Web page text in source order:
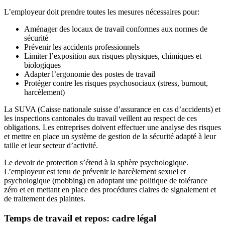
L’employeur doit prendre toutes les mesures nécessaires pour:
Aménager des locaux de travail conformes aux normes de
sécurité
Prévenir les accidents professionnels
Limiter l’exposition aux risques physiques, chimiques et
biologiques
Adapter l’ergonomie des postes de travail
Protéger contre les risques psychosociaux (stress, burnout,
harcèlement)
La SUVA (Caisse nationale suisse d’assurance en cas d’accidents) et
les inspections cantonales du travail veillent au respect de ces
obligations. Les entreprises doivent effectuer une analyse des risques
et mettre en place un système de gestion de la sécurité adapté à leur
taille et leur secteur d’activité.
Le devoir de protection s’étend à la sphère psychologique.
L’employeur est tenu de prévenir le harcèlement sexuel et
psychologique (mobbing) en adoptant une politique de tolérance
zéro et en mettant en place des procédures claires de signalement et
de traitement des plaintes.
Temps de travail et repos: cadre légal